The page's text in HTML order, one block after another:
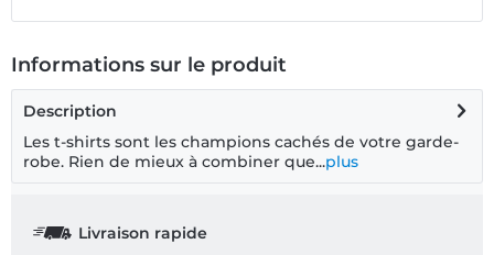
Informations sur le produit
Description
Les t-shirts sont les champions cachés de votre garde-
robe. Rien de mieux à combiner que...plus
Livraison rapide